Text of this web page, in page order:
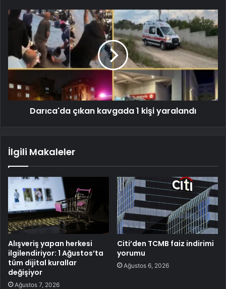
Darıca'da çıkan kavgada 1 kişi yaralandı
İlgili Makaleler
Alışveriş yapan herkesi
ilgilendiriyor: 1 Ağustos’ta
tüm dijital kurallar
değişiyor
Ağustos 7, 2026
Citi’den TCMB faiz indirimi
yorumu
Ağustos 6, 2026